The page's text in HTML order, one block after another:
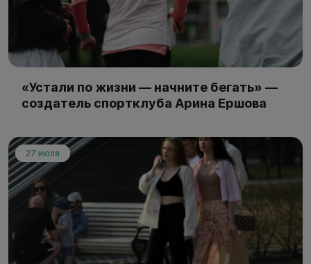
«Устали по жизни — начните бегать» —
создатель спортклуба Арина Ершова
27 июля